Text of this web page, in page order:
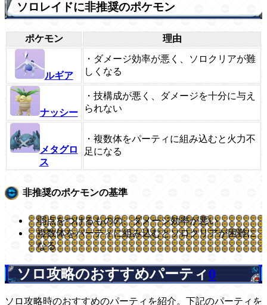
ソロレイドに非推奨のポケモン
ポケモン 理由
ルギア
・ダメージ効率が悪く、ソロクリアが難
しくなる
ナッシー
・技構成が悪く、ダメージを十分に与え
られない
メタグロ
ス
・複数体をパーティに組み込むと火力不
足になる
非推奨のポケモンの基準
弱点をつけるものの、ダメージ効率が悪い
複数体をパーティに組み込むとソロクリアが困難に
なる
ソロ攻略のおすすめパーティ0
ソロ攻略時のおすすめのパーティを紹介。下記のパーティを